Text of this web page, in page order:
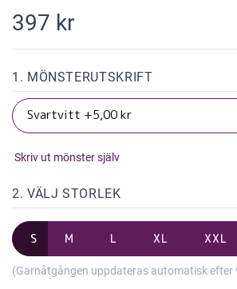
397 kr
1. MÖNSTERUTSKRIFT
Skriv ut mönster själv
2. VÄLJ STORLEK
S M L XL XXL
(Garnåtgången uppdateras automatisk efter